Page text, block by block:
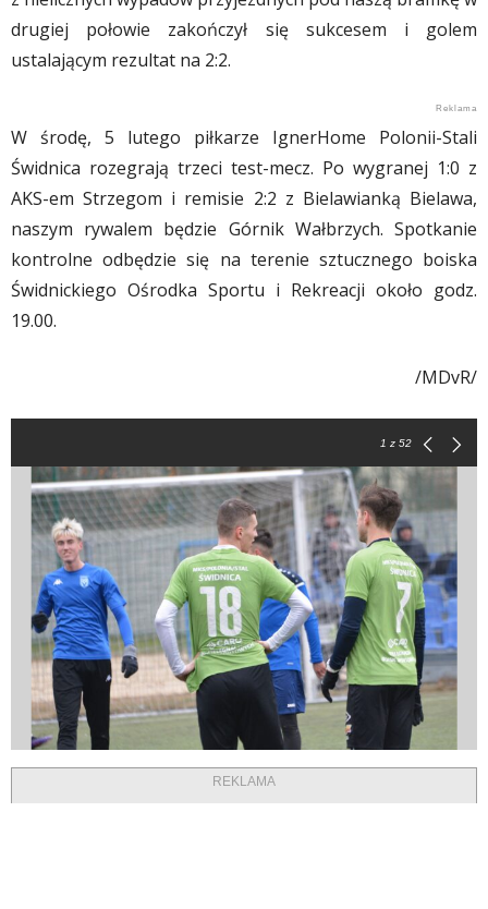
drugiej połowie zakończył się sukcesem i golem
ustalającym rezultat na 2:2.
W środę, 5 lutego piłkarze IgnerHome Polonii-Stali
Świdnica rozegrają trzeci test-mecz. Po wygranej 1:0 z
AKS-em Strzegom i remisie 2:2 z Bielawianką Bielawa,
naszym rywalem będzie Górnik Wałbrzych. Spotkanie
kontrolne odbędzie się na terenie sztucznego boiska
Świdnickiego Ośrodka Sportu i Rekreacji około godz.
19.00.
/MDvR/
1 z 52
REKLAMA